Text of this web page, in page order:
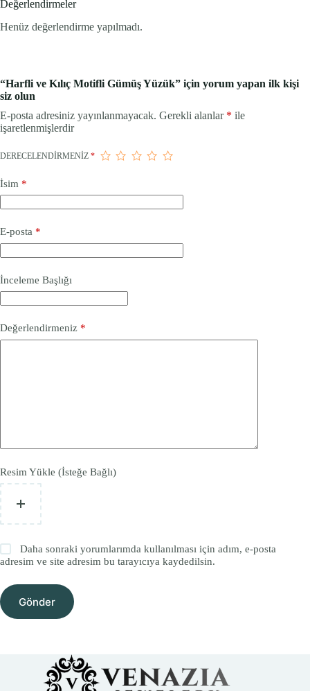
Değerlendirmeler
Henüz değerlendirme yapılmadı.
“Harfli ve Kılıç Motifli Gümüş Yüzük” için yorum yapan ilk kişi
siz olun
E-posta adresiniz yayınlanmayacak. Gerekli alanlar * ile
işaretlenmişlerdir
DERECELENDIRMENIZ *
İsim *
E-posta *
İnceleme Başlığı
Değerlendirmeniz *
Resim Yükle (İsteğe Bağlı)
Daha sonraki yorumlarımda kullanılması için adım, e-posta
adresim ve site adresim bu tarayıcıya kaydedilsin.
Gönder